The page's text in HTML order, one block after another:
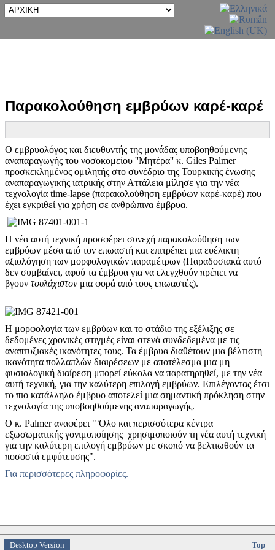
Παρακολούθηση εμβρύων καρέ-καρέ
Ο εμβρυολόγος και διευθυντής της μονάδας υποβοηθούμενης
αναπαραγωγής του νοσοκομείου ''Μητέρα'' κ. Giles Palmer
προσκεκλημένος ομιλητής στο συνέδριο της Τουρκικής ένωσης
αναπαραγωγικής ιατρικής στην Αττάλεια μίλησε για την νέα
τεχνολογία time-lapse (παρακολούθηση εμβρύων καρέ-καρέ) που
έχει εγκριθεί για χρήση σε ανθρώπινα έμβρυα.
Η νέα αυτή τεχνική προσφέρει συνεχή παρακολούθηση των
εμβρύων μέσα από τον επωαστή και επιτρέπει μια ευέλικτη
αξιολόγηση των μορφολογικών παραμέτρων (Παραδοσιακά αυτό
δεν συμβαίνει, αφού τα έμβρυα για να ελεγχθούν πρέπει να
βγουν τουλάχιστον μια φορά από τους επωαστές).
Η μορφολογία των εμβρύων και το στάδιο της εξέλιξης σε
δεδομένες χρονικές στιγμές είναι στενά συνδεδεμένα με τις
αναπτυξιακές ικανότητες τους. Τα έμβρυα διαθέτουν μια βέλτιστη
ικανότητα πολλαπλών διαιρέσεων με αποτέλεσμα μια μη
φυσιολογική διαίρεση μπορεί εύκολα να παρατηρηθεί, με την νέα
αυτή τεχνική, για την καλύτερη επιλογή εμβρύων. Επιλέγοντας έτσι
το πιο κατάλληλο έμβρυο αποτελεί μια σημαντική πρόκληση στην
τεχνολογία της υποβοηθούμενης αναπαραγωγής.
Ο κ. Palmer αναφέρει " Όλο και περισσότερα κέντρα
εξωσωματικής γονιμοποίησης χρησιμοποιούν τη νέα αυτή τεχνική
για την καλύτερη επιλογή εμβρύων με σκοπό να βελτιωθούν τα
ποσοστά εμφύτευσης".
Για περισσότερες πληροφορίες.
Desktop Version Top